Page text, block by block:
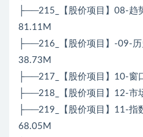
├──215_【股价项目】08-趋
81.11M
├──216_【股价项目】-09-
38.73M
├──217_【股价项目】10-窗
├──218_【股价项目】12-市
├──219_【股价项目】11-指
68.05M